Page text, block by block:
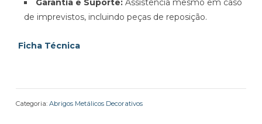
Garantia e Suporte:Assistência mesmo em caso
de imprevistos, incluindo peças de reposição.
Ficha Técnica
Categoria: Abrigos Metálicos Decorativos